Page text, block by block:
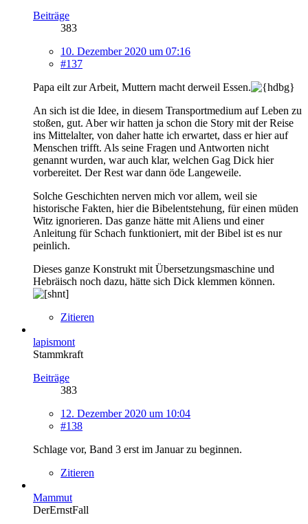
Beiträge
383
10. Dezember 2020 um 07:16
#137
Papa eilt zur Arbeit, Muttern macht derweil Essen.
An sich ist die Idee, in diesem Transportmedium auf Leben zu
stoßen, gut. Aber wir hatten ja schon die Story mit der Reise
ins Mittelalter, von daher hatte ich erwartet, dass er hier auf
Menschen trifft. Als seine Fragen und Antworten nicht
genannt wurden, war auch klar, welchen Gag Dick hier
vorbereitet. Der Rest war dann öde Langeweile.
Solche Geschichten nerven mich vor allem, weil sie
historische Fakten, hier die Bibelentstehung, für einen müden
Witz ignorieren. Das ganze hätte mit Aliens und einer
Anleitung für Schach funktioniert, mit der Bibel ist es nur
peinlich.
Dieses ganze Konstrukt mit Übersetzungsmaschine und
Hebräisch noch dazu, hätte sich Dick klemmen können.
Zitieren
lapismont
Stammkraft
Beiträge
383
12. Dezember 2020 um 10:04
#138
Schlage vor, Band 3 erst im Januar zu beginnen.
Zitieren
Mammut
DerErnstFall